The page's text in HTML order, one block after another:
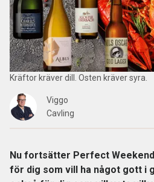
Kräftor kräver dill. Osten kräver syra.
Viggo
Cavling
Nu fortsätter Perfect
för dig som vill ha något gott i